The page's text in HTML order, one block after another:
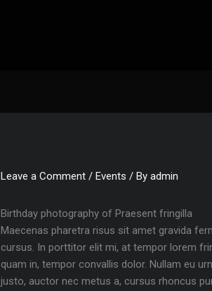
Leave a Comment /Events / Byadmin
Birthday photography of Praesent fringilla
Maecenas pharetra risus sit amet gravida
cursus. In porttitor elit mi, at tempor lorem
quam in, tempor convallis dolor. Nullam eu
justo, auctor nec metus a, cursus rhoncus